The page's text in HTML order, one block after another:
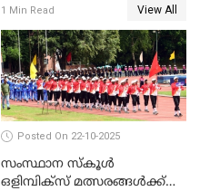
1 Min Read View All
Posted On 22-10-2025
സംസ്ഥാന സ്‌കൂള്‍
ഒളിമ്പിക്‌സ് മത്സരങ്ങള്‍ക്ക്